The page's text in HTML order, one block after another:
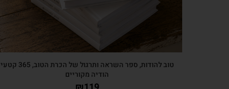
טוב להודות, ספר השראה ותרגול של הכרת הטוב, 365 קטעי
הודיה מקוריים